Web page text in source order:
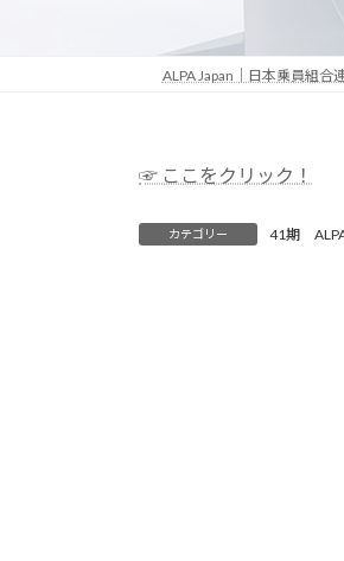
ALPA Japan｜日本乗員組合
☞ ここをクリック！
カテゴリー 41期